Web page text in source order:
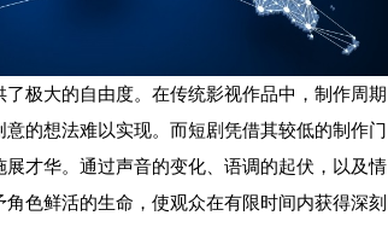
极大的自由度。在传统影视作品中，制作周期
的想法难以实现。而短剧凭借其较低的制作门
才华。通过声音的变化、语调的起伏，以及情
色鲜活的生命，使观众在有限时间内获得深刻